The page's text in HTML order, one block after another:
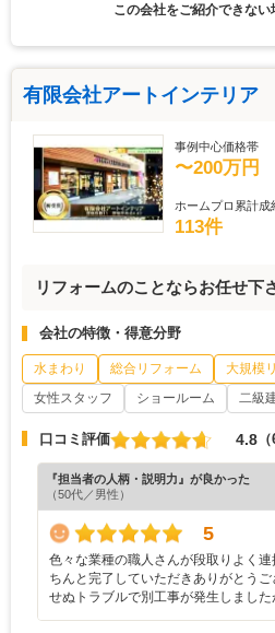
この会社をご紹介できない
有限会社アートインテリア
事例中心価格帯
〜200万円
ホームプロ累計成
113件
リフォームのことならお任せ下
会社の特徴・得意分野
水まわり 総合リフォーム 大規模
女性スタッフ
ショールーム 二級
口コミ評価 4.8
『担当者の人柄・説明力』が良かった
（50代／男性）
5
色々な業種の職人さんが段取りよく
ちんと完了していただきありがとう
せぬトラブルで別工事が発生しまし